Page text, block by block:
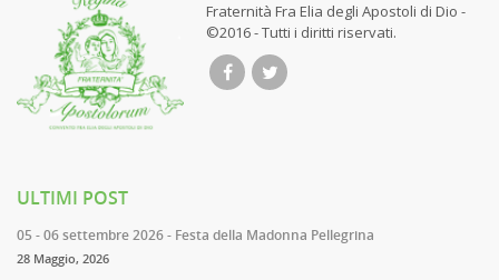
Fraternità Fra Elia degli Apostoli di Dio -
©2016 - Tutti i diritti riservati.
ULTIMI POST
05 - 06 settembre 2026 - Festa della Madonna Pellegrina
28 Maggio, 2026